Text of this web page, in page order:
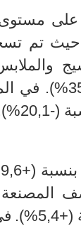
مستوى
تم
والملابس
%
). في
20,1
%
(+9,6
%
).